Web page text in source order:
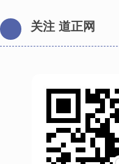
关注 道正网